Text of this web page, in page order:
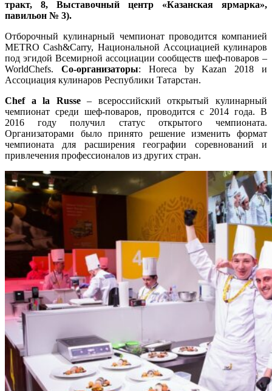
тракт, 8, Выставочный центр «Казанская ярмарка»,
павильон № 3).
Отборочный кулинарный чемпионат проводится компанией
METRO Cash&Carry, Национальной Ассоциацией кулинаров
под эгидой Всемирной ассоциации сообществ шеф-поваров –
WorldChefs. Со-организаторы: Horeca by Kazan 2018 и
Ассоциация кулинаров Республики Татарстан.
Сhef a la Russe– всероссийский открытый кулинарный
чемпионат среди шеф-поваров, проводится с 2014 года. В
2016 году получил статус открытого чемпионата.
Организаторами было принято решение изменить формат
чемпионата для расширения географии соревнований и
привлечения профессионалов из других стран.